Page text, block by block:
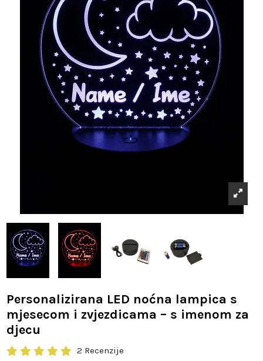
Personalizirana LED noćna lampica s
mjesecom i zvjezdicama – s imenom za
djecu
2 Recenzije